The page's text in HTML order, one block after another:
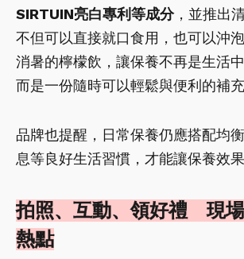
SIRTUIN亮白專利等成分，並推出
不但可以直接就口食用，也可以沖
消暑的檸檬飲，讓保養不再是生活
而是一份隨時可以輕鬆與便利的補充
品牌也提醒，日常保養仍應搭配均
息等良好生活習慣，才能讓保養效
拍照、互動、領好禮 現
熱點